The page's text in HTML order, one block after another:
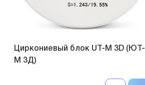
Циркониевый блок UT-M 3D (ЮТ-
М 3Д)